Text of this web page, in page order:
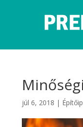
júl 6, 2018 |